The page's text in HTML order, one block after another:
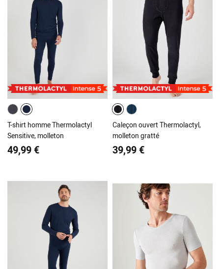
T-shirt homme Thermolactyl
Sensitive, molleton
49,99 €
Caleçon ouvert Thermolactyl,
molleton gratté
39,99 €